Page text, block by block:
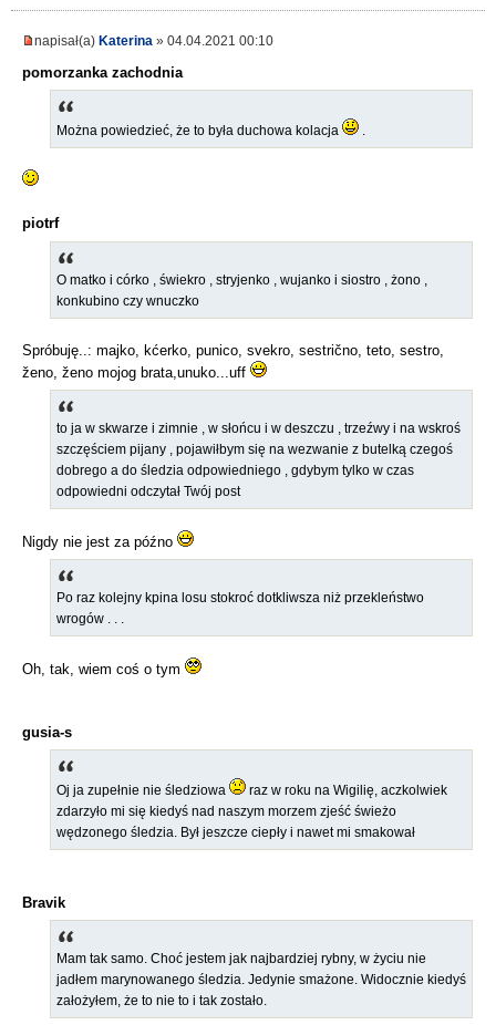
napisał(a) Katerina » 04.04.2021 00:10
pomorzanka zachodnia
Można powiedzieć, że to była duchowa kolacja .
piotrf
O matko i córko , świekro , stryjenko , wujanko i siostro , żono ,
konkubino czy wnuczko
Spróbuję..: majko, kćerko, punico, svekro, sestrično, teto, sestro,
ženo, ženo mojog brata,unuko...uff
to ja w skwarze i zimnie , w słońcu i w deszczu , trzeźwy i na wskroś
szczęściem pijany , pojawiłbym się na wezwanie z butelką czegoś
dobrego a do śledzia odpowiedniego , gdybym tylko w czas
odpowiedni odczytał Twój post
Nigdy nie jest za późno
Po raz kolejny kpina losu stokroć dotkliwsza niż przekleństwo
wrogów . . .
Oh, tak, wiem coś o tym
gusia-s
Oj ja zupełnie nie śledziowa
raz w roku na Wigilię, aczkolwiek
zdarzyło mi się kiedyś nad naszym morzem zjeść świeżo
wędzonego śledzia. Był jeszcze ciepły i nawet mi smakował
Bravik
Mam tak samo. Choć jestem jak najbardziej rybny, w życiu nie
jadłem marynowanego śledzia. Jedynie smażone. Widocznie kiedyś
założyłem, że to nie to i tak zostało.